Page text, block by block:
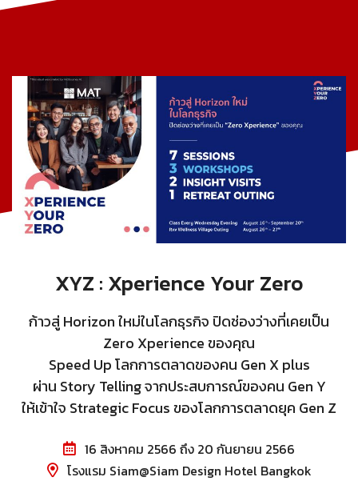
XYZ : Xperience Your Zero
ก้าวสู่ Horizon ใหม่ในโลกธุรกิจ ปิดช่องว่างที่เคยเป็น
Zero Xperience ของคุณ
Speed Up โลกการตลาดของคน Gen X plus
ผ่าน Story Telling จากประสบการณ์ของคน Gen Y
ให้เข้าใจ Strategic Focus ของโลกการตลาดยุค Gen Z
16 สิงหาคม 2566 ถึง 20 กันยายน 2566
โรงแรม Siam@Siam Design Hotel Bangkok